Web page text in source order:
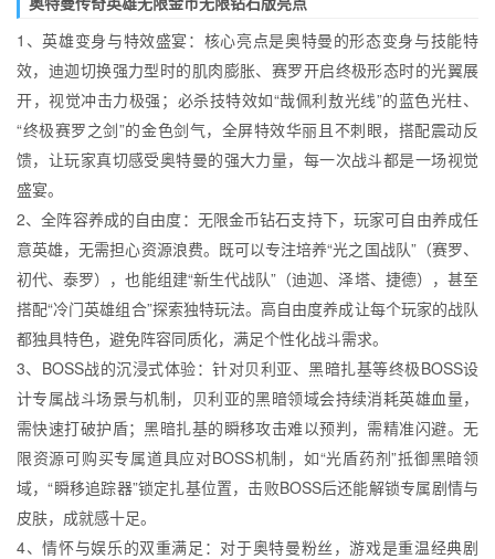
1、英雄变身与特效盛宴：核心亮点是奥特曼的形态变身与技能特
效，迪迦切换强力型时的肌肉膨胀、赛罗开启终极形态时的光翼展
开，视觉冲击力极强；必杀技特效如“哉佩利敖光线”的蓝色光柱、
“终极赛罗之剑”的金色剑气，全屏特效华丽且不刺眼，搭配震动反
馈，让玩家真切感受奥特曼的强大力量，每一次战斗都是一场视觉
盛宴。
2、全阵容养成的自由度：无限金币钻石支持下，玩家可自由养成任
意英雄，无需担心资源浪费。既可以专注培养“光之国战队”（赛罗、
初代、泰罗），也能组建“新生代战队”（迪迦、泽塔、捷德），甚至
搭配“冷门英雄组合”探索独特玩法。高自由度养成让每个玩家的战队
都独具特色，避免阵容同质化，满足个性化战斗需求。
3、BOSS战的沉浸式体验：针对贝利亚、黑暗扎基等终极BOSS设
计专属战斗场景与机制，贝利亚的黑暗领域会持续消耗英雄血量，
需快速打破护盾；黑暗扎基的瞬移攻击难以预判，需精准闪避。无
限资源可购买专属道具应对BOSS机制，如“光盾药剂”抵御黑暗领
域，“瞬移追踪器”锁定扎基位置，击败BOSS后还能解锁专属剧情与
皮肤，成就感十足。
4、情怀与娱乐的双重满足：对于奥特曼粉丝，游戏是重温经典剧